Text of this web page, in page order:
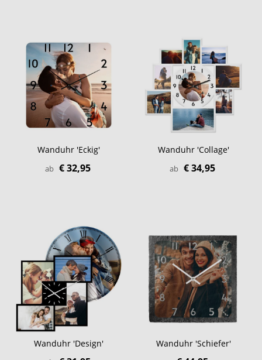
Wanduhr 'Eckig'
ab € 32,95
Wanduhr 'Collage'
ab € 34,95
Wanduhr 'Design' Wanduhr 'Schiefer'